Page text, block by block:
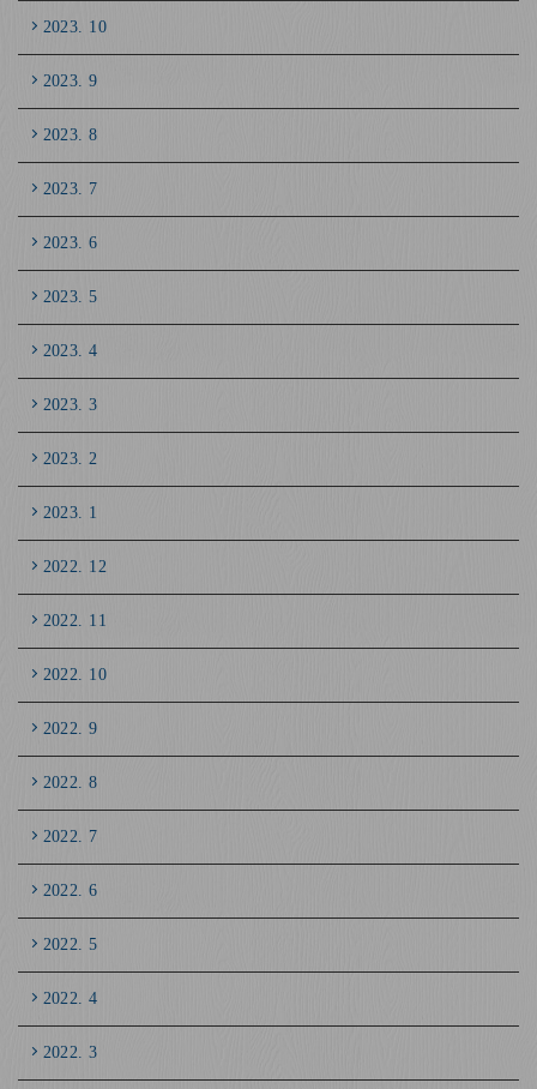
2023. 10
2023. 9
2023. 8
2023. 7
2023. 6
2023. 5
2023. 4
2023. 3
2023. 2
2023. 1
2022. 12
2022. 11
2022. 10
2022. 9
2022. 8
2022. 7
2022. 6
2022. 5
2022. 4
2022. 3